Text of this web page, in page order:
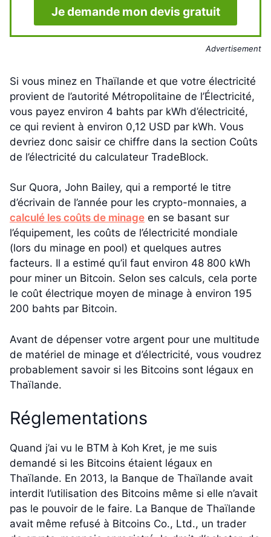
Je demande mon devis gratuit
Advertisement
Si vous minez en Thaïlande et que votre électricité
provient de l’autorité Métropolitaine de l’Électricité,
vous payez environ 4 bahts par kWh d’électricité,
ce qui revient à environ 0,12 USD par kWh. Vous
devriez donc saisir ce chiffre dans la section Coûts
de l’électricité du calculateur TradeBlock.
Sur Quora, John Bailey, qui a remporté le titre
d’écrivain de l’année pour les crypto-monnaies, a
calculé les coûts de minage en se basant sur
l’équipement, les coûts de l’électricité mondiale
(lors du minage en pool) et quelques autres
facteurs. Il a estimé qu’il faut environ 48 800 kWh
pour miner un Bitcoin. Selon ses calculs, cela porte
le coût électrique moyen de minage à environ 195
200 bahts par Bitcoin.
Avant de dépenser votre argent pour une multitude
de matériel de minage et d’électricité, vous voudrez
probablement savoir si les Bitcoins sont légaux en
Thaïlande.
Réglementations
Quand j’ai vu le BTM à Koh Kret, je me suis
demandé si les Bitcoins étaient légaux en
Thaïlande. En 2013, la Banque de Thaïlande avait
interdit l’utilisation des Bitcoins même si elle n’avait
pas le pouvoir de le faire. La Banque de Thaïlande
avait même refusé à Bitcoins Co., Ltd., un trader